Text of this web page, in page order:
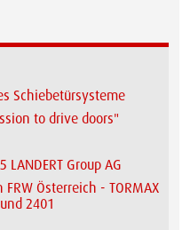
Schiebetürsysteme
to drive doors"
LANDERT Group AG
Österreich - TORMAX
2401